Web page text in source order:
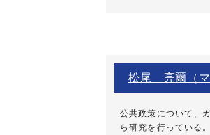
松尾 亮爾（
公共政策について、
ら研究を行っている